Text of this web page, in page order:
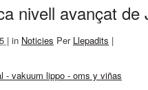
nivell avançat de
| in Noticies Per Llepadits |